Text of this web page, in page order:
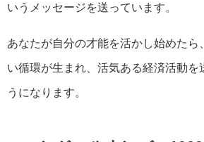
いうメッセージを送っています。
あなたが自分の才能を活かし始めたら
い循環が生まれ、活気ある経済活動を
うになります。